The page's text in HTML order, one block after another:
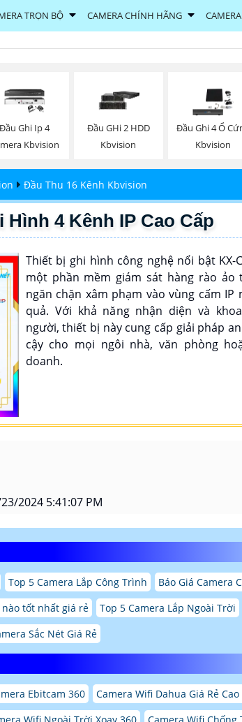
TRỌN BỘ CAMERA CHÍNH HÃNG
Đầu Ghi Ip 4
Kbvision
Đầu GHi 2 HDD
Kbvision
Đầu Ghi 4 Ổ
Kbvision
Đầu Thu 16 Kênh Kbvision
Hình 4 Kênh IP Cao Cấp
Thiết bị ghi hình công nghệ nổi bật KX-
một phần mềm giám sát hàng rào ảo
ngăn chặn xâm phạm vào vùng cấm IP
quả. Với khả năng nhận diện và
người, thiết bị này cung cấp giải pháp
cậy cho mọi ngôi nhà, văn phòng
doanh.
2024 5:41:07 PM
Top 5 Camera Lắp Công Trình
Báo Giá Camera
nào tốt nhất giá rẻ
Top 5 Camera Lắp Ngoài Trời
Sắc Nét Giá Rẻ
Ebitcam 360
Camera Wifi Dahua Giá Rẻ Cao
Wifi Ngoài Trời Xoay 360
Camera Wifi Chống